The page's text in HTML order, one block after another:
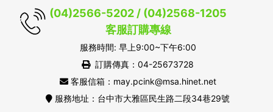
(04)2566-5202 / (04)2568-1205
客服訂購專線
服務時間: 早上9:00~下午6:00
訂購傳真：04-25673728
客服信箱：may.pcink@msa.hinet.net
服務地址：台中市大雅區民生路二段34巷29號